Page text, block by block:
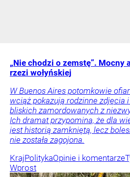
„Nie chodzi o zemstę”. Mocny
rzezi wołyńskiej
W Buenos Aires potomkowie
wciąż pokazują rodzinne zdjęcia
bliskich zamordowanych z
Ich dramat przypomina, że dla
jest historią zamkniętą, lecz
nie została zagojona.
KrajPolitykaOpinie i komentarze
Wprost